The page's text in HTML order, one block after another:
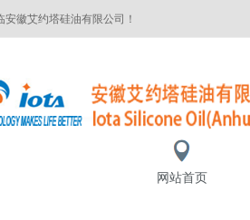
安徽艾约塔硅油有限公司！
网站首页